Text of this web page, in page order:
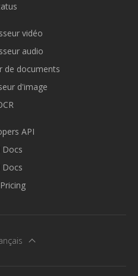
vidéo
audio
de documents
d'image
API
Docs
Docs